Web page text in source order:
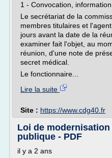
1 - Convocation,
Le secrétariat de la
membres titulaires et
jours avant la date de la
examiner fait l'objet, au
réunion, d'une note de
secret médical.
Le fonctionnaire...
Lire la suite
Site : https://www.cdg40.fr
Loi de
publique - PDF
il y a 2 ans